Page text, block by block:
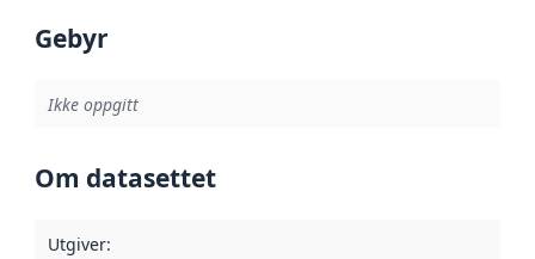
Gebyr
Ikke oppgitt
Om datasettet
Utgiver: